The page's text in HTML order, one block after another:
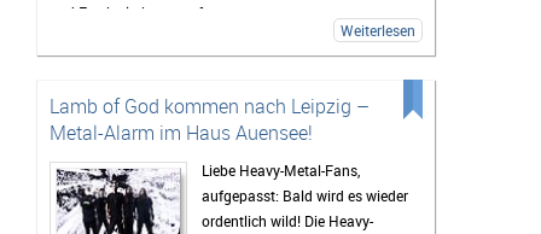
und Festivalstimmung freuen.
Das Highfield gehört seit Jahren zu den bekanntesten
Rock, Indie, Punk und Hip-Hop sorgt dafür, dass jedes
Jahr ein bunt gemischtes Publikum zusammenkommt.
Auch 2026 stehen wieder viele bekannte Künstler auf
dem Programm, die Besucher vor den Bühnen zum
Feiern bringen sollen. Gerade die Headliner werden mit
Spannung erwartet, doch oft sind es auch die kleineren
Weiterlesen
Lamb of God kommen nach Leipzig –
Metal-Alarm im Haus Auensee!
Liebe Heavy-Metal-Fans,
aufgepasst: Bald wird es wieder
ordentlich wild! Die Heavy-